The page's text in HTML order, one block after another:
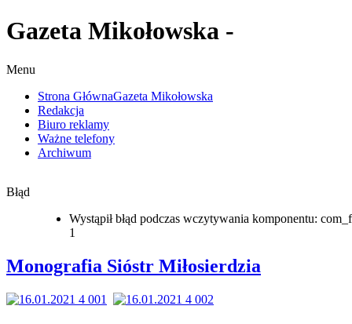
Gazeta Mikołowska -
Menu
Strona GłównaGazeta Mikołowska
Redakcja
Biuro reklamy
Ważne telefony
Archiwum
Błąd
Wystąpił błąd podczas wczytywania komponentu:
1
Monografia Sióstr Miłosierdzia